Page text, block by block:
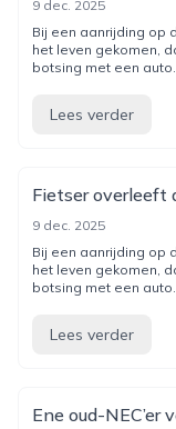
9 dec. 2025
Bij een aanrijding op
het leven gekomen,
botsing met een auto.
Lees verder
Fietser overleeft
9 dec. 2025
Bij een aanrijding op
het leven gekomen,
botsing met een auto.
Lees verder
Ene oud-NEC’er